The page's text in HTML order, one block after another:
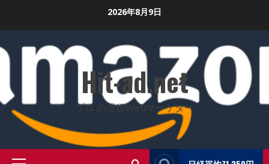
2026年8月9日
Hit-ad.net
プロ の現役Webマーケター